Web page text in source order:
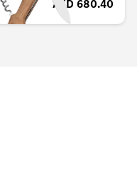
AED 680.40